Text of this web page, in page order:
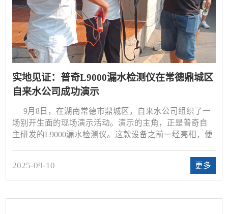
实地见证：普奇L9000漏水检测仪在常德鼎城区
自来水公司成功演示
9月8日，在湖南常德市鼎城区，自来水公司组织了一
场别开生面的现场演示活动。演示的主角，正是普奇自
主研发的L9000漏水检测仪。这款设备之前一经亮相，便
问：为什么要特意举办一次现场演示？答案很简单——
对于市政供水行业而言，管网漏损问题不仅关系到企业
运营成本，更直接影响到百姓的生活用水质量。如何高
2025-09-10 更多